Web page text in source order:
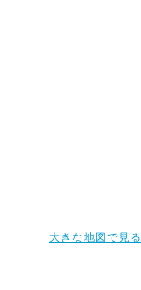
大きな地図で見る